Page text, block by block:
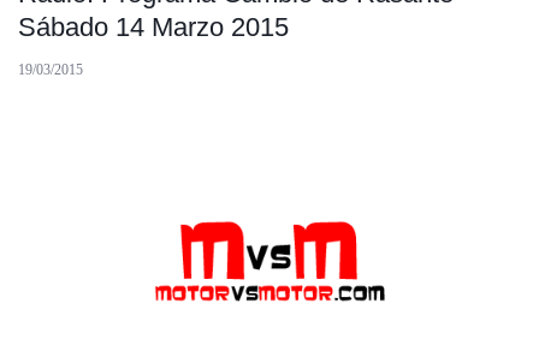
Sábado 14 Marzo 2015
19/03/2015